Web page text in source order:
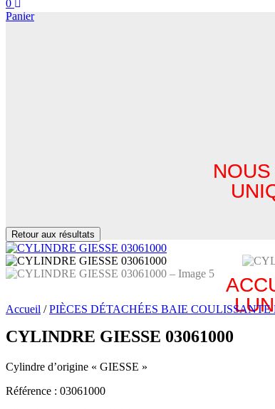
0
Panier
Retour aux résultats
Accueil /PIÈCES DÉTACHÉES BAIE COULISSANTE
CYLINDRE GIESSE 03061000
Cylindre d’origine « GIESSE »
Référence : 03061000